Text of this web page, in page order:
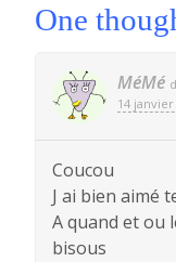
One
MéMé
14 janvier
Coucou
J ai bien aimé
A quand et ou
bisous